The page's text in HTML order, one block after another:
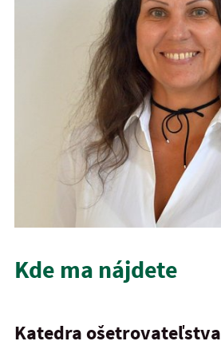
Kde ma nájdete
Katedra ošetrovateľstva